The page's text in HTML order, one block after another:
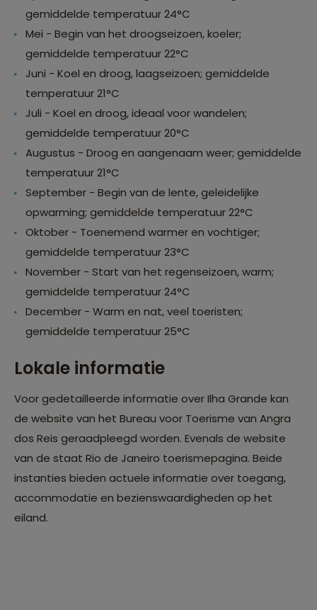
gemiddelde temperatuur 24°C
Mei - Begin van het droogseizoen, koeler;
gemiddelde temperatuur 22°C
Juni - Koel en droog, laagseizoen; gemiddelde
temperatuur 21°C
Juli - Koel en droog, ideaal voor wandelen;
gemiddelde temperatuur 20°C
Augustus - Droog en aangenaam weer; gemiddelde
temperatuur 21°C
September - Begin van de lente, geleidelijke
opwarming; gemiddelde temperatuur 22°C
Oktober - Toenemend warmer en vochtiger;
gemiddelde temperatuur 23°C
November - Start van het regenseizoen, warm;
gemiddelde temperatuur 24°C
December - Warm en nat, veel toeristen;
gemiddelde temperatuur 25°C
Lokale informatie
Voor gedetailleerde informatie over Ilha Grande kan
de website van het Bureau voor Toerisme van Angra
dos Reis geraadpleegd worden. Evenals de website
van de staat Rio de Janeiro toerismepagina. Beide
instanties bieden actuele informatie over toegang,
accommodatie en bezienswaardigheden op het
eiland.